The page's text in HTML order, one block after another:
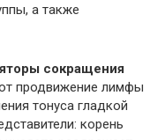
а также
сокращения
продвижение лимфы
тонуса гладкой
корень